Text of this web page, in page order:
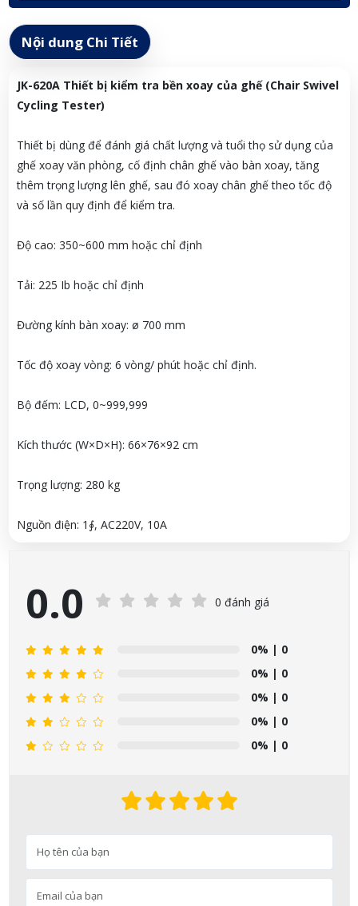
Nội dung Chi Tiết
JK-620A Thiết bị kiểm tra bền xoay của ghế (Chair Swivel
Cycling Tester)
Thiết bị dùng để đánh giá chất lượng và tuổi thọ sử dụng của
ghế xoay văn phòng, cố định chân ghế vào bàn xoay, tăng
thêm trọng lượng lên ghế, sau đó xoay chân ghế theo tốc độ
và số lần quy định để kiểm tra.
Độ cao: 350~600 mm hoặc chỉ định
Tải: 225 Ib hoặc chỉ định
Đường kính bàn xoay: ø 700 mm
Tốc độ xoay vòng: 6 vòng/ phút hoặc chỉ định.
Bộ đếm: LCD, 0~999,999
Kích thước (W×D×H): 66×76×92 cm
Trọng lượng: 280 kg
Nguồn điện: 1∮, AC220V, 10A
0.0 0 đánh giá
0% | 0
0% | 0
0% | 0
0% | 0
0% | 0